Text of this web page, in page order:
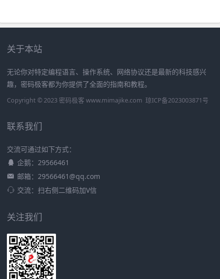
关于本站
无论你对特定编程语言、操作系统、网络协议还是最新的科技感兴
趣，密码极客都为你提供了全面的指南和教程。
Copyright © 2023 密码极客 www.mimajike.com 琼ICP备2023003871号
联系我们
交流可通过如下方式：
企鹅：29566461
邮箱：29566461@qq.com
交流：扫右侧二维码加V信
关注我们